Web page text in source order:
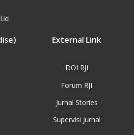
External Link
DOI RJI
Forum RJI
Jurnal Stories
Supervisi Jurnal